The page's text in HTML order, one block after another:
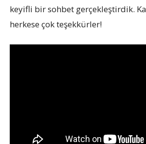
keyifli bir sohbet gerçekleştirdik.
herkese çok teşekkürler!